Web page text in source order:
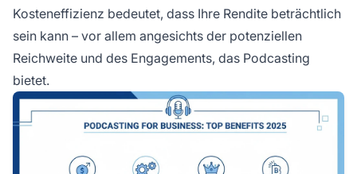
Kosteneffizienz bedeutet, dass Ihre Rendite beträchtlich
sein kann – vor allem angesichts der potenziellen
Reichweite und des Engagements, das Podcasting
bietet.